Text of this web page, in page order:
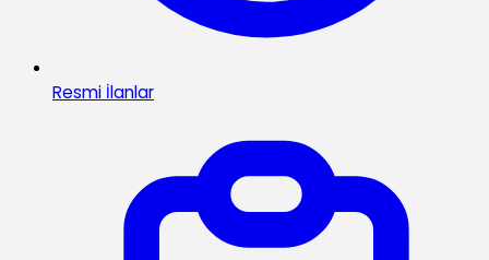
Resmi İlanlar